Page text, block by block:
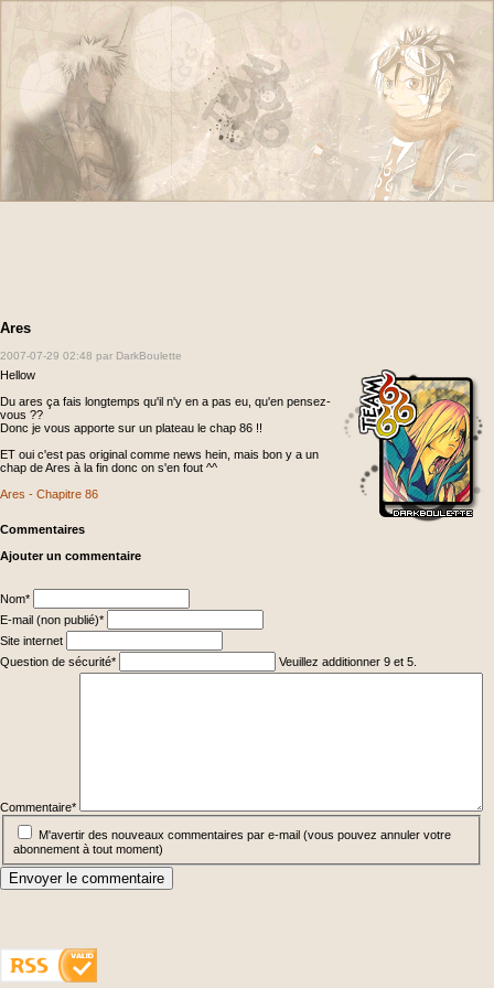
Ares
2007-07-29 02:48 par DarkBoulette
Hellow
Du ares ça fais longtemps qu'il n'y en a pas eu, qu'en pensez-
vous ??
Donc je vous apporte sur un plateau le chap 86 !!
ET oui c'est pas original comme news hein, mais bon y a un
chap de Ares à la fin donc on s'en fout ^^
Ares - Chapitre 86
Commentaires
Ajouter un commentaire
Champ
obligatoire
Nom*
Champ
obligatoire
E-mail (non publié)*
Site internet
Champ
obligatoire
Question de sécurité*
Veuillez additionner 9 et 5.
Commentaire*
M'avertir des nouveaux commentaires par e-mail (vous pouvez annuler votre
abonnement à tout moment)
Envoyer le commentaire